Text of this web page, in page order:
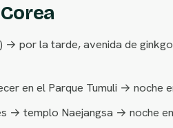
→ por la tarde, avenida de
en el Parque Tumuli → noche
→ templo Naejangsa → noche